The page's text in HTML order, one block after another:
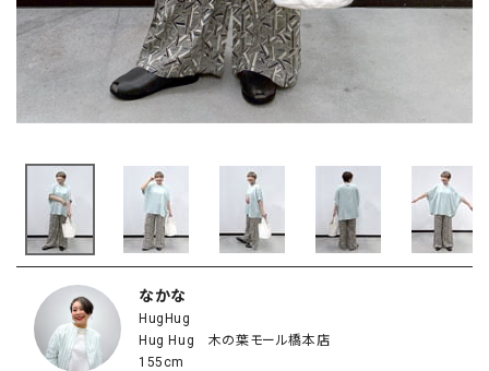
なかな
HugHug
Hug Hug 木の葉モール橋本店
155cm